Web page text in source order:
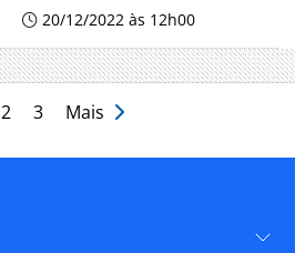
20/12/2022 às 12h00
2 3 Mais